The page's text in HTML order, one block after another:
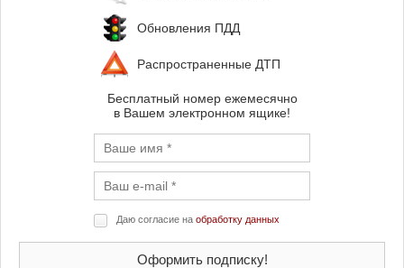
Обновления ПДД
Распространенные ДТП
Бесплатный номер ежемесячно
в Вашем электронном ящике!
Даю согласие на обработку данных